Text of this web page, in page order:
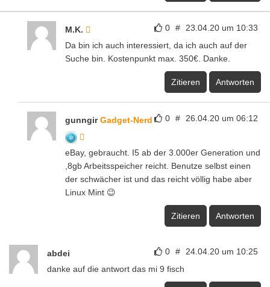
0 # 23.04.20 um 10:33
M.K.
Da bin ich auch interessiert, da ich auch auf der
Suche bin. Kostenpunkt max. 350€. Danke.
Zitieren Antworten
0 # 26.04.20 um 06:12
gunngirGadget-Nerd
eBay, gebraucht. I5 ab der 3.000er Generation und
,8gb Arbeitsspeicher reicht. Benutze selbst einen
der schwächer ist und das reicht völlig habe aber
Linux Mint 😉
Zitieren Antworten
0 # 24.04.20 um 10:25
abdei
danke auf die antwort das mi 9 fisch